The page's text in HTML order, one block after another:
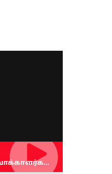
பரபரக்கும் VSB.... வாக்காளர்கள் சொல்வது என்ன?? #senthilbalaji #erodeelection